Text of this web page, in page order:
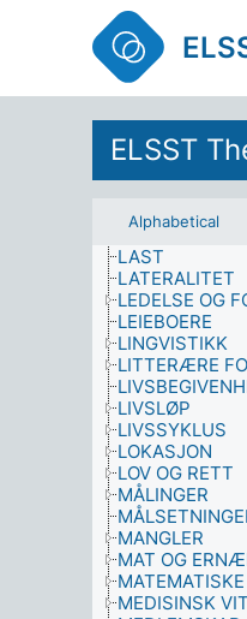
ELSST
Alphabetical
KULTUR
KULTURARV
KULTURELLE
KULTURELLE
LÆREMILJØ
LAST
LATERALITET
LEDELSE OG
LEIEBOERE
LINGVISTIKK
LITTERÆRE
LIVSLØP
LIVSSYKLUS
LOKASJON
LOV OG RETT
MÅLINGER
MANGLER
MAT OG
MATEMATISKE
MEDISINSK